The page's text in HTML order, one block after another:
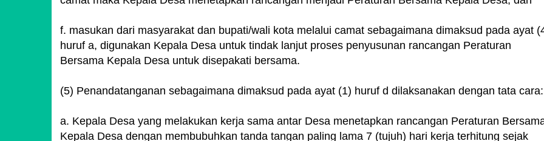
f. masukan dari masyarakat dan bupati/wali kota melalui camat sebagaimana dimaksud pada ayat
huruf a, digunakan Kepala Desa untuk tindak lanjut proses penyusunan rancangan Peraturan
Bersama Kepala Desa untuk disepakati bersama.
(5) Penandatanganan sebagaimana dimaksud pada ayat (1) huruf d dilaksanakan dengan tata cara:
a. Kepala Desa yang melakukan kerja sama antar Desa menetapkan rancangan Peraturan
Kepala Desa dengan membubuhkan tanda tangan paling lama 7 (tujuh) hari kerja terhitung sejak